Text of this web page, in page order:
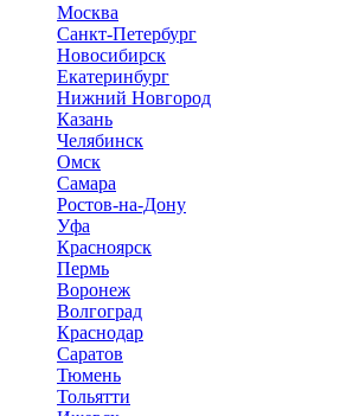
Москва
Санкт-Петербург
Новосибирск
Екатеринбург
Нижний Новгород
Казань
Челябинск
Омск
Самара
Ростов-на-Дону
Уфа
Красноярск
Пермь
Воронеж
Волгоград
Краснодар
Саратов
Тюмень
Тольятти